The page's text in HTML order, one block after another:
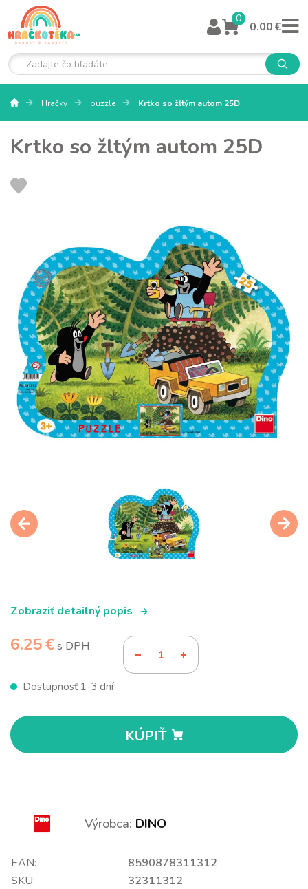
0
0.00 €
Hračky puzzle Krtko so žltým autom 25D
Krtko so žltým autom 25D
Zobraziť detailný popis
6.25 €s DPH
Dostupnosť 1-3 dní
KÚPIŤ
Výrobca: DINO
EAN:
8590878311312
SKU:
32311312